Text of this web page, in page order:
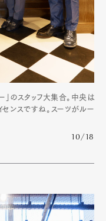
」のスタッフ大集合。中央は
ンスですね。スーツがルー
10/18